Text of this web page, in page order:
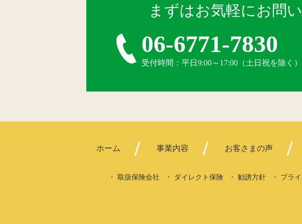
まずはお気軽にお問
06-6771-7830
受付時間：平日9:00～17:00（土日祝を除く）
ホーム 事業内容 お客さまの声
取扱保険会社 ダイレクト保険 勧誘方針 プラ